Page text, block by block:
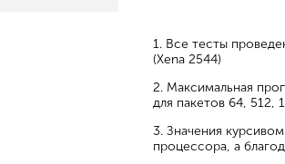
1. Все тесты
(Xena 2544)
2. Максимальная
для пакетов 64, 512,
3. Значения
процессора, а